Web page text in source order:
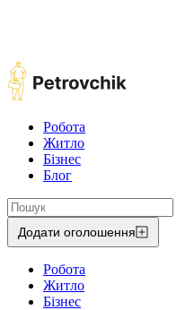
Робота
Житло
Бізнес
Блог
Додати оголошення
Робота
Житло
Бізнес